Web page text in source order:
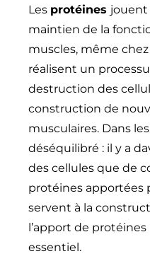
Les protéines jouent
maintien de la
muscles, même
réalisent un
destruction des
construction de
musculaires. Dans
déséquilibré : il y a
des cellules que de
protéines apportées
servent à la
l’apport de
essentiel.